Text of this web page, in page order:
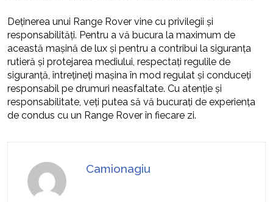
Deținerea unui Range Rover vine cu privilegii și
responsabilități. Pentru a vă bucura la maximum de
această mașină de lux și pentru a contribui la siguranța
rutieră și protejarea mediului, respectați regulile de
siguranță, întrețineți mașina în mod regulat și conduceți
responsabil pe drumuri neasfaltate. Cu atenție și
responsabilitate, veți putea să vă bucurați de experiența
de condus cu un Range Rover în fiecare zi.
Camionagiu